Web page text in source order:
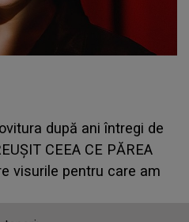
după ani întregi de
CEEA CE PĂREA
visurile pentru care am